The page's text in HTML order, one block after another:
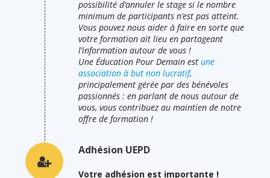
possibilité d’annuler le stage si le nombre
minimum de participants n’est pas atteint.
Vous pouvez nous aider à faire en sorte que
votre formation ait lieu en partageant
l’information autour de vous !
Une Éducation Pour Demain est une
association à but non lucratif,
principalement gérée par des bénévoles
passionnés : en parlant de nous autour de
vous, vous contribuez au maintien de notre
offre de formation !
Adhésion UEPD
Votre adhésion est importante !